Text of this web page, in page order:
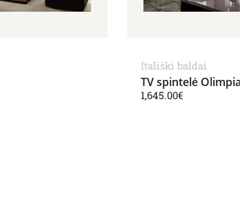
Itališki baldai
TV spintelė Olimpia
1,645.00€